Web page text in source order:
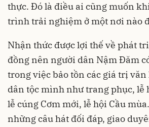
thực. Đó là điều ai cũng muốn
trình trải nghiệm ở một nơi nào
Nhận thức được lợi thế về phát
đồng nên người dân Nậm Đăm
trong việc bảo tồn các giá trị văn
dân tộc mình như trang phục, lễ
lễ cúng Cơm mới, lễ hội Cầu
những câu hát đối đáp, giao